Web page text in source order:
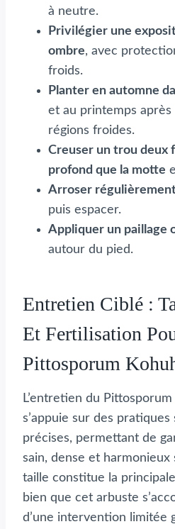
à neutre.
Privilégier une
ombre, avec
froids.
Planter en automne
et au printemps après
régions froides.
Creuser un trou deux
profond que la motte
Arroser
puis espacer.
Appliquer un paillage
autour du pied.
Entretien Ciblé :
Et Fertilisation
Pittosporum
L’entretien du
s’appuie sur des pratiques
précises, permettant de
sain, dense et harmonieux
taille constitue la
bien que cet arbuste
d’une intervention limitée